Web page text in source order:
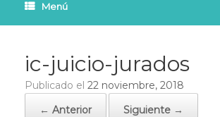
Menú
ic-juicio-jurados
Publicado el 22 noviembre, 2018
← Anterior
Siguiente →